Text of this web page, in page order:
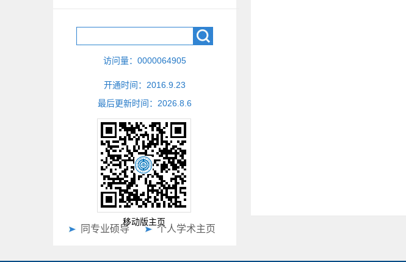
访问量： 0000064905
开通时间： 2016 9 23
最后更新时间： 2026 8 6
移动版主页
同专业硕导 个人学术主页